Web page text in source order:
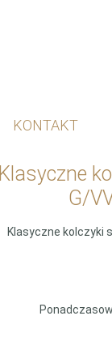
KONTAKT
Klasyczne
G/
Klasyczne kolczyki